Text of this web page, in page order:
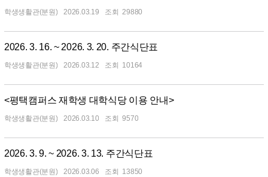
학생생활관(분원) 2026.03.19 29880
2026. 3. 16. ~ 2026. 3. 20. 주간식단표
학생생활관(분원) 2026.03.12 10164
<평택캠퍼스 재학생 대학식당 이용 안내>
학생생활관(분원) 2026.03.10 9570
2026. 3. 9. ~ 2026. 3. 13. 주간식단표
학생생활관(분원) 2026.03.06 13850